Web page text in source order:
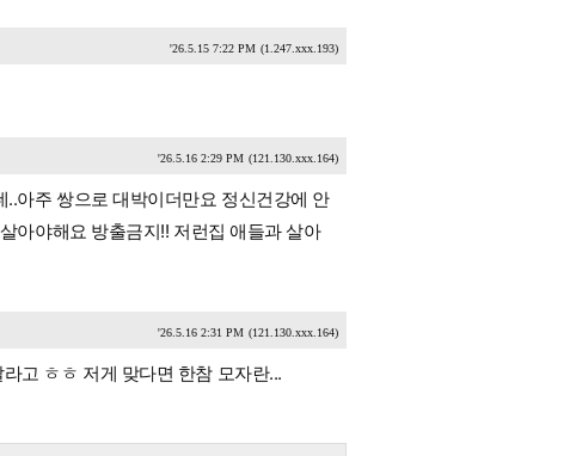
'26.5.15 7:22 PM (1.247.xxx.193)
'26.5.16 2:29 PM (121.130.xxx.164)
아주 쌍으로 대박이더만요 정신건강에 안
아야해요 방출금지!! 저런집 애들과 살아
'26.5.16 2:31 PM (121.130.xxx.164)
고 ㅎㅎ 저게 맞다면 한참 모자란...